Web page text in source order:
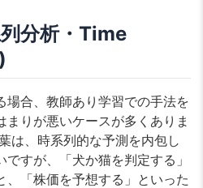
分析・Time
場合、教師あり学習での手法を
りが悪いケースが多くありま
は、時系列的な予測を内包し
すが、「犬か猫を判定する」
、「株価を予想する」といった